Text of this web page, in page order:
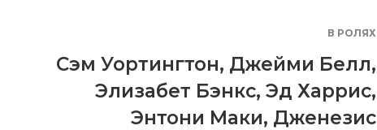
В РОЛЯХ
Сэм Уортингтон, Джейми Белл,
Элизабет Бэнкс, Эд Харрис,
Энтони Маки, Дженезис